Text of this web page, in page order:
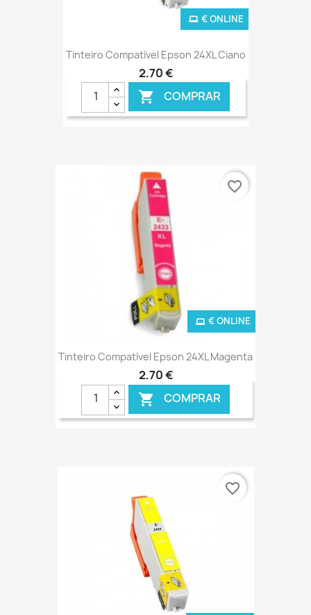
Tinteiro Compatível Epson 24XL Ciano
2,70 €
 COMPRAR
€ ONLINE
Tinteiro Compatível Epson 24XL Magenta
2,70 €
 COMPRAR
€ ONLINE
favorite_border
favorite_border